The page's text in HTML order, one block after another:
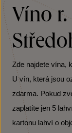
Víno
Zde najdete vína,
U vín, která jsou
zdarma. Pokud
zaplatíte jen 5
kartonu lahví o